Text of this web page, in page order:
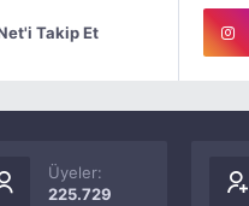
Takip Et
Üyeler:
225.729